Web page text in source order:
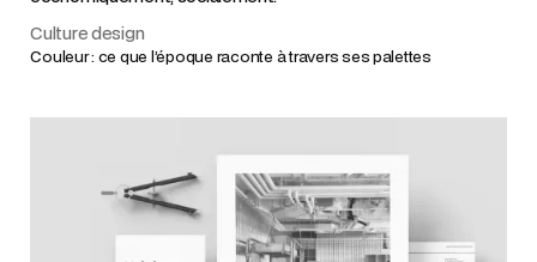
Culture design
Couleur : ce que l’époque raconte à travers ses palettes